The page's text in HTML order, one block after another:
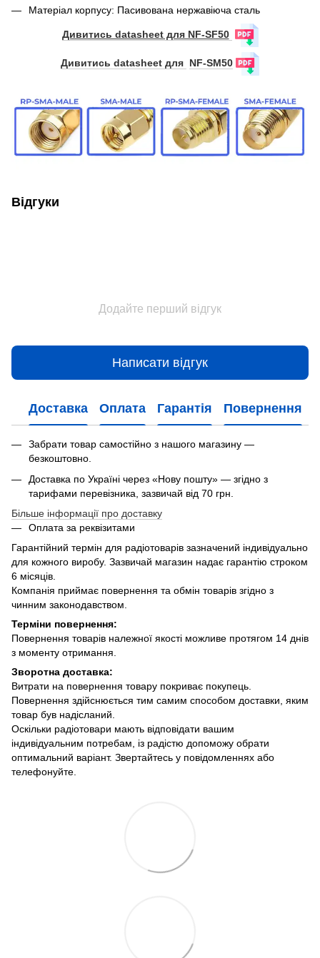
Матеріал корпусу: Пасивована нержавіюча сталь
Дивитись datasheet для NF-SF50
Дивитись datasheet для NF-SM50
Відгуки
Додайте перший відгук
Написати відгук
Доставка Оплата Гарантія Повернення
Забрати товар самостійно з нашого магазину —
безкоштовно.
Доставка по Україні через «Нову пошту» — згідно з
тарифами перевізника, зазвичай від 70 грн.
Більше інформації про доставку
Оплата за реквізитами
Гарантійний термін для радіотоварів зазначений індивідуально
для кожного виробу. Зазвичай магазин надає гарантію строком
6 місяців.
Компанія приймає повернення та обмін товарів згідно з
чинним законодавством.
Терміни повернення:
Повернення товарів належної якості можливе протягом 14 днів
з моменту отримання.
Зворотна доставка:
Витрати на повернення товару покриває покупець.
Повернення здійснюється тим самим способом доставки, яким
товар був надісланий.
Оскільки радіотовари мають відповідати вашим
індивідуальним потребам, із радістю допоможу обрати
оптимальний варіант. Звертайтесь у повідомленнях або
телефонуйте.